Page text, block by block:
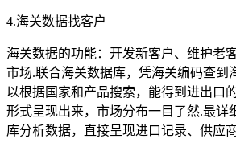
4.海关数据找客户
海关数据的功能：开发新客户、维护老
市场.联合海关数据库，凭海关编码查到
以根据国家和产品搜索，能得到进出口
形式呈现出来，市场分布一目了然.最详
库分析数据，直接呈现进口记录、供应